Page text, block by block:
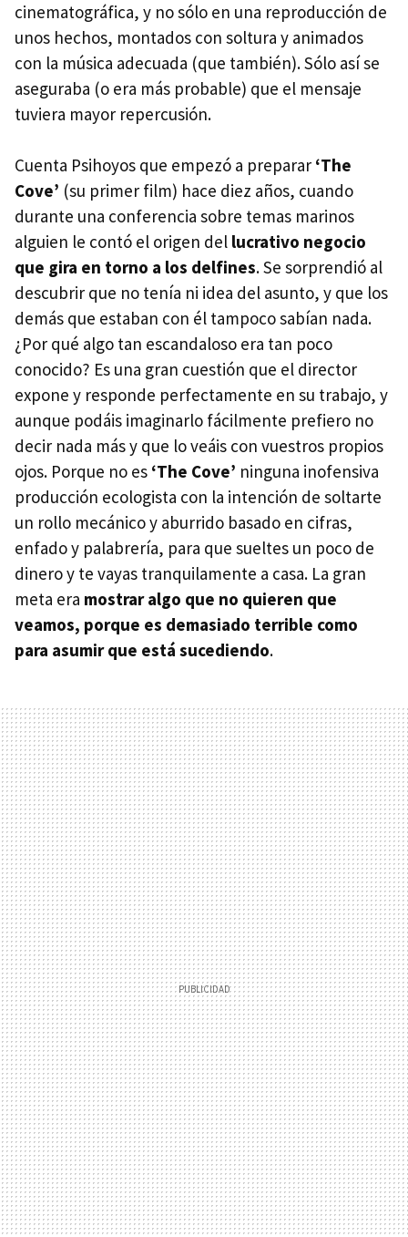
cinematográfica, y no sólo en una reproducción de
unos hechos, montados con soltura y animados
con la música adecuada (que también). Sólo así se
aseguraba (o era más probable) que el mensaje
tuviera mayor repercusión.
Cuenta Psihoyos que empezó a preparar ‘The
Cove’ (su primer film) hace diez años, cuando
durante una conferencia sobre temas marinos
alguien le contó el origen del lucrativo negocio
que gira en torno a los delfines. Se sorprendió al
descubrir que no tenía ni idea del asunto, y que los
demás que estaban con él tampoco sabían nada.
¿Por qué algo tan escandaloso era tan poco
conocido? Es una gran cuestión que el director
expone y responde perfectamente en su trabajo, y
aunque podáis imaginarlo fácilmente prefiero no
decir nada más y que lo veáis con vuestros propios
ojos. Porque no es ‘The Cove’ ninguna inofensiva
producción ecologista con la intención de soltarte
un rollo mecánico y aburrido basado en cifras,
enfado y palabrería, para que sueltes un poco de
dinero y te vayas tranquilamente a casa. La gran
meta era mostrar algo que no quieren que
veamos, porque es demasiado terrible como
para asumir que está sucediendo.